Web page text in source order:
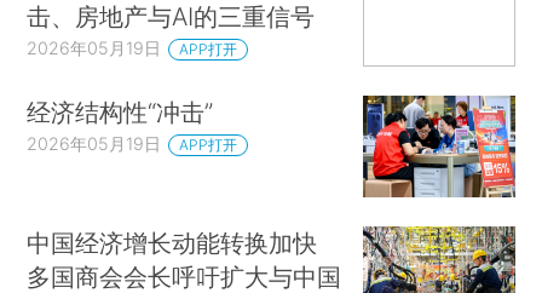
击、房地产与AI的三重信号
2026年05月19日 APP打开
经济结构性“冲击”
2026年05月19日 APP打开
中国经济增长动能转换加快
多国商会会长呼吁扩大与中国